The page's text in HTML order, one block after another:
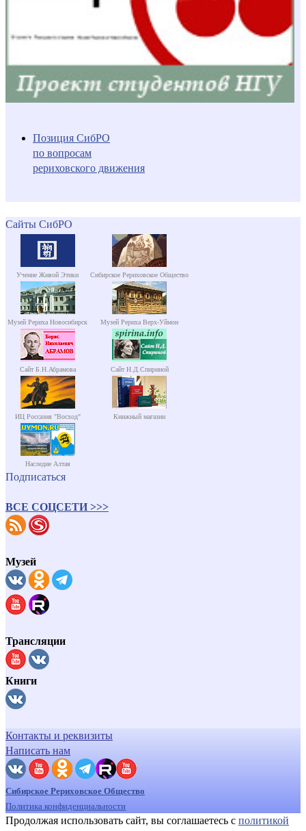
Позиция СибРО
по вопросам
рериховского движения
Сайты СибРО
Учение Живой Этики Сибирское Рериховское Общество
Музей Рериха Новосибирск Музей Рериха Верх-Уймон
Сайт Б.Н.Абрамова Сайт Н.Д.Спириной
ИЦ Россазия "Восход" Книжный магазин
Наследие Алтая
Подписаться
ВСЕ СОЦСЕТИ >>>
Музей
Трансляции
Книги
Контакты и реквизиты
Написать нам
Сибирское Рериховское Общество
Политика конфиденциальности
Продолжая использовать сайт, вы соглашаетесь с политикой